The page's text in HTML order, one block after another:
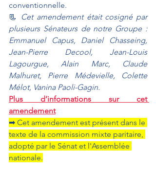
conventionnelle.
📃 Cet amendement était cosigné par
plusieurs Sénateurs de notre Groupe :
Emmanuel Capus, Daniel Chasseing,
Jean-Pierre Decool, Jean-Louis
Lagourgue, Alain Marc, Claude
Malhuret, Pierre Médevielle, Colette
Mélot, Vanina Paoli-Gagin.
Plus d’informations sur cet
amendement
➡ Cet amendement est présent dans le
texte de la commission mixte paritaire,
adopté par le Sénat et l'Assemblée
nationale.